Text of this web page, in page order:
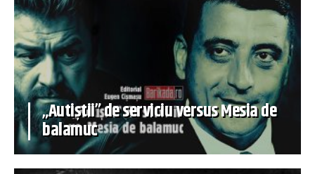
„Autiștii” de serviciu versus Mesia de
balamuc